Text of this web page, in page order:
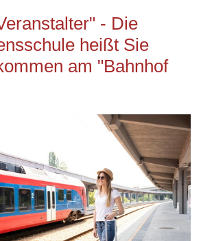
- Die
heißt Sie
am "Bahnhof